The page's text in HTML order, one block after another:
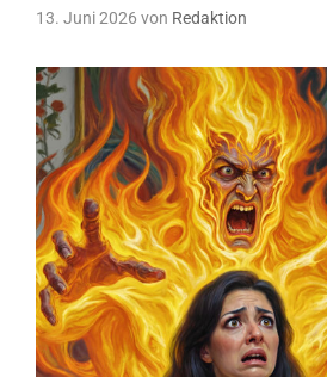
13. Juni 2026 von Redaktion